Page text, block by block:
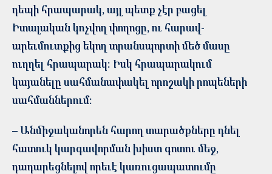
դեպի հրապարակ, այլ պետք չէր բացել
Իտալական կոչվող փողոցը, ու հարավ-
արեւմուտքից եկող տրանսպորտի մեծ մասը
ուղղել հրապարակ: Իսկ հրապարակում
կայանելը սահմանափակել որոշակի րոպեների
սահմաններում:
– Անմիջականորեն հարող տարածքները դնել
հատուկ կարգավորման խիստ գոտու մեջ,
դադարեցնելով որեւէ կառուցապատումը